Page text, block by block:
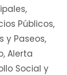
Públicos,
y Paseos,
Alerta
Social y